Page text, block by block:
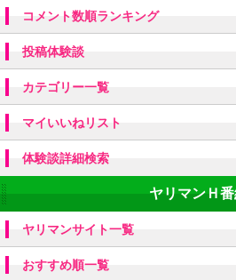
コメント数順ランキング
投稿体験談
カテゴリー一覧
マイいいねリスト
体験談詳細検索
ヤリマンＨ番
ヤリマンサイト一覧
おすすめ順一覧